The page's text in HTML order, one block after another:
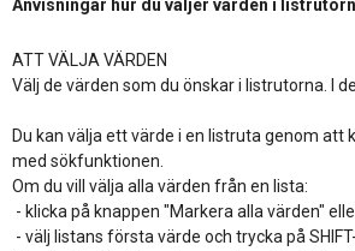
Anvisningar hur du väljer värden i
ATT VÄLJA VÄRDEN
Välj de värden som du önskar i listrutorna. I
Du kan välja ett värde i en listruta genom
med sökfunktionen.
Om du vill välja alla värden från en lista:
- klicka på knappen "Markera alla värden"
- välj listans första värde och trycka på